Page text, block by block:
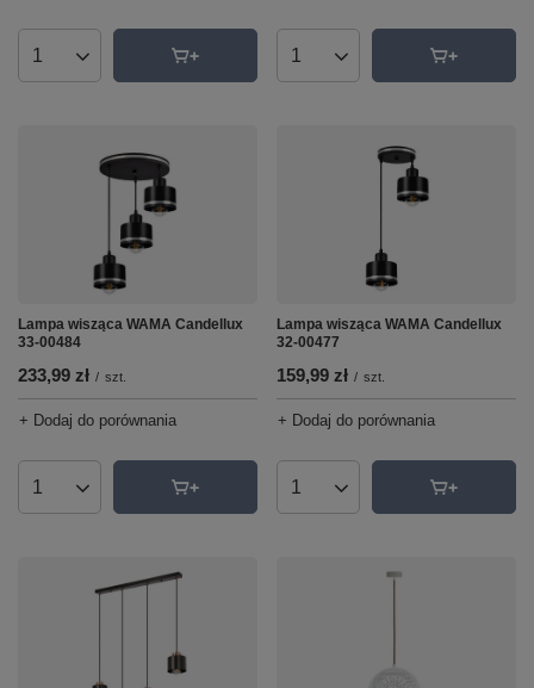
Ilość produktów Ilość produktów
Lampa wisząca WAMA Candellux
33-00484
233,99 zł / szt.
+ Dodaj do porównania
Ilość produktów
Lampa wisząca WAMA Candellux
32-00477
159,99 zł / szt.
+ Dodaj do porównania
Ilość produktów